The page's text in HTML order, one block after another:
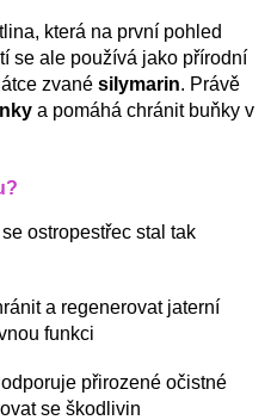
která na první pohled
se ale používá jako přírodní
zvané silymarin. Právě
a pomáhá chránit buňky v
ostropestřec stal tak
a regenerovat jaterní
funkci
přirozené očistné
se škodlivin